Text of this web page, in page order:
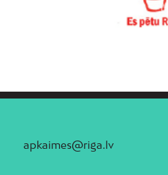
apkaimes@riga.lv